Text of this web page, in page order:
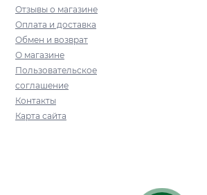
Отзывы о магазине
Оплата и доставка
Обмен и возврат
О магазине
Пользовательское
соглашение
Контакты
Карта сайта